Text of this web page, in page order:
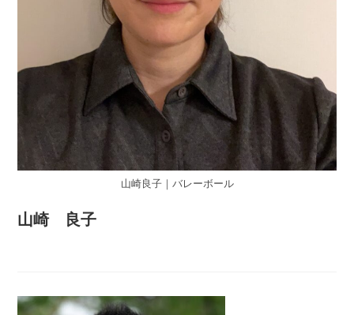
山崎良子｜バレーボール
山崎 良子